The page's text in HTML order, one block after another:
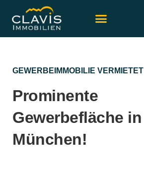
GEWERBEIMMOBILIE VERMIETET
Prominente
Gewerbefläche in
München!